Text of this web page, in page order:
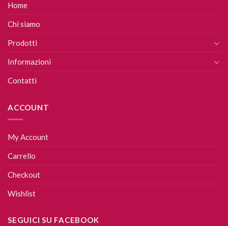
Home
Chi siamo
Prodotti
Informazioni
Contatti
ACCOUNT
My Account
Carrello
Checkout
Wishlist
SEGUICI SU FACEBOOK